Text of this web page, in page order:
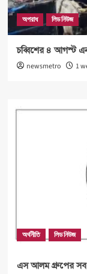
অপরাধ লিড নিউজ
চব্বিশের ৪ আগস্ট
newsmetro 1
অর্থনীতি লিড নিউজ
এস আলম গ্রুপের সব